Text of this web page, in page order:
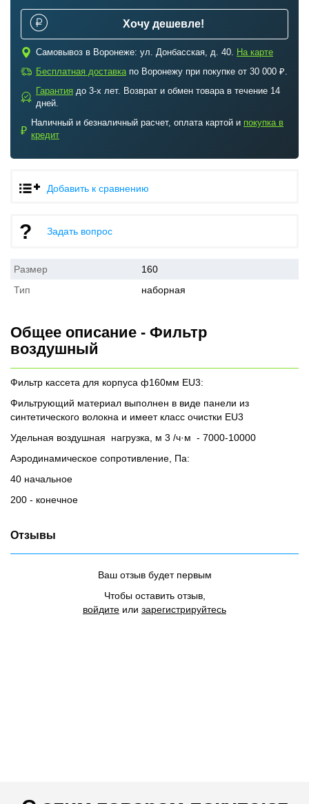
Хочу дешевле!
c Самовывоз в Воронеже: ул. Донбасская, д. 40. На карте
a Бесплатная доставкапо Воронежу при покупке от 30 000 ₽.
b
Гарантия до 3-х лет. Возврат и обмен товара в течение 14
дней.
₽
Наличный и безналичный расчет, оплата картой и покупка в
кредит
Добавить к сравнению
Задать вопрос
Размер
160
Тип
наборная
Общее описание - Фильтр
воздушный
Фильтр кассета для корпуса ф160мм EU3:
Фильтрующий материал выполнен в виде панели из
синтетического волокна и имеет класс очистки EU3
Удельная воздушная нагрузка, м 3 /ч·м - 7000-10000
Аэродинамическое сопротивление, Па:
40 начальное
200 - конечное
Отзывы
Ваш отзыв будет первым
Чтобы оставить отзыв,
войдите или зарегистрируйтесь